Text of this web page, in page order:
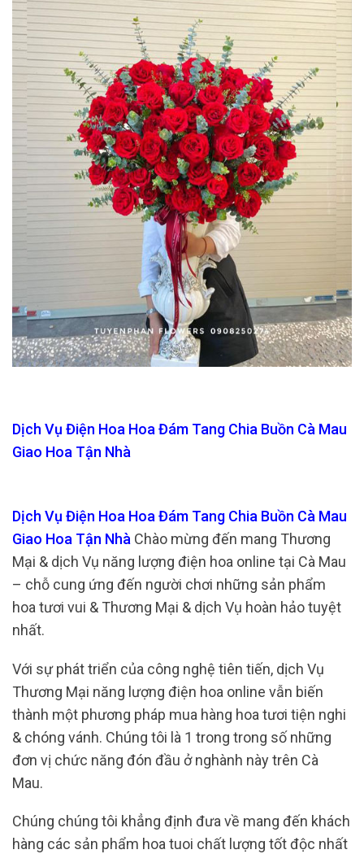
Dịch Vụ Điện Hoa Hoa Đám Tang Chia Buồn Cà Mau
Giao Hoa Tận Nhà
Dịch Vụ Điện Hoa Hoa Đám Tang Chia Buồn Cà Mau
Giao Hoa Tận Nhà Chào mừng đến mang Thương
Mại & dịch Vụ năng lượng điện hoa online tại Cà Mau
– chỗ cung ứng đến người chơi những sản phẩm
hoa tươi vui & Thương Mại & dịch Vụ hoàn hảo tuyệt
nhất.
Với sự phát triển của công nghệ tiên tiến, dịch Vụ
Thương Mại năng lượng điện hoa online vẫn biến
thành một phương pháp mua hàng hoa tươi tiện nghi
& chóng vánh. Chúng tôi là 1 trong trong số những
đơn vị chức năng đón đầu ở nghành này trên Cà
Mau.
Chúng chúng tôi khẳng định đưa về mang đến khách
hàng các sản phẩm hoa tuoi chất lượng tốt độc nhất